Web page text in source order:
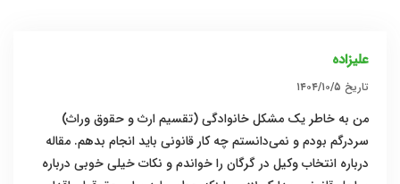
علیزاده
تاریخ ۱۴۰۴/۱۰/۵
من به خاطر یک مشکل خانوادگی (تقسیم ارث و حقوق وراث)
سردرگم بودم و نمی‌دانستم چه کار قانونی باید انجام بدهم. مقاله
درباره انتخاب وکیل در گرگان را خواندم و نکات خیلی خوبی درباره